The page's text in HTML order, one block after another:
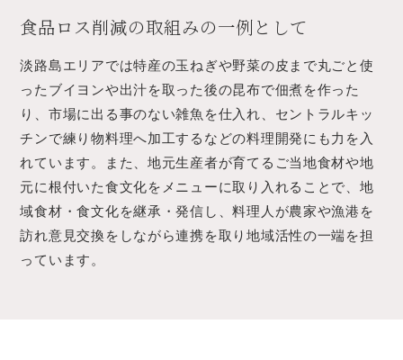
食品ロス削減の取組みの一例として
淡路島エリアでは特産の玉ねぎや野菜の皮まで丸ごと使
ったブイヨンや出汁を取った後の昆布で佃煮を作った
り、市場に出る事のない雑魚を仕入れ、セントラルキッ
チンで練り物料理へ加工するなどの料理開発にも力を入
れています。また、地元生産者が育てるご当地食材や地
元に根付いた食文化をメニューに取り入れることで、地
域食材・食文化を継承・発信し、料理人が農家や漁港を
訪れ意見交換をしながら連携を取り地域活性の一端を担
っています。